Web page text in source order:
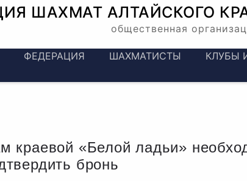
ШАХМАТ АЛТАЙСКОГО
общественная
ФЕДЕРАЦИЯ ШАХМАТИСТЫ КЛУБЫ
краевой «Белой ладьи»
бронь